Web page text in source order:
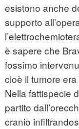
esistono anche
supporto
è sapere che
fossimo
cioè il tumore era
Nella fattispecie
partito
cranio